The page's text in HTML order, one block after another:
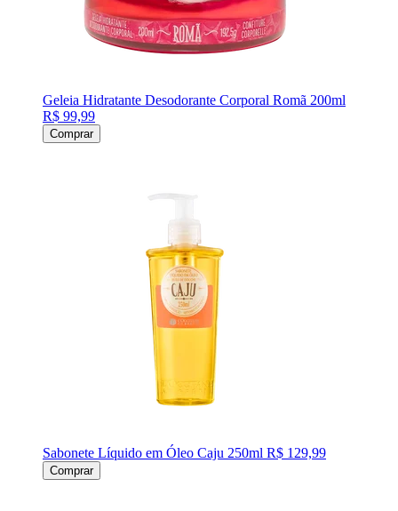
Geleia Hidratante Desodorante Corporal Romã 200ml
R$ 99,99
Comprar
Sabonete Líquido em Óleo Caju 250ml R$ 129,99
Comprar